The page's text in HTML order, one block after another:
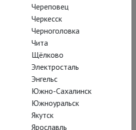
Череповец
Черкесск
Черноголовка
Чита
Щёлково
Электросталь
Энгельс
Южно-Сахалинск
Южноуральск
Якутск
Ярославль